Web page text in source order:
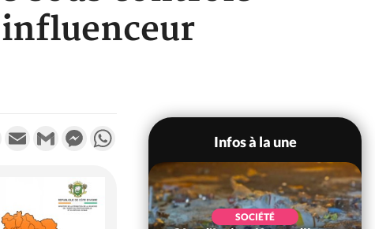
TwitterEmail Gmail MessengerWhatsApp
Infos à la une
POLITIQUE SOCIÉTÉ